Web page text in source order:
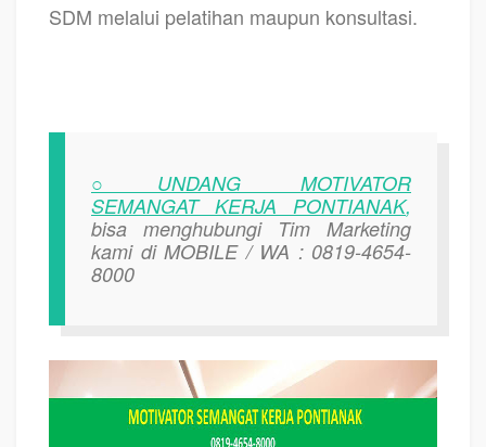
SDM melalui pelatihan maupun konsultasi.
○UNDANG MOTIVATOR
SEMANGAT KERJA PONTIANAK,
bisa menghubungi Tim Marketing
kami di MOBILE / WA : 0819-4654-
8000